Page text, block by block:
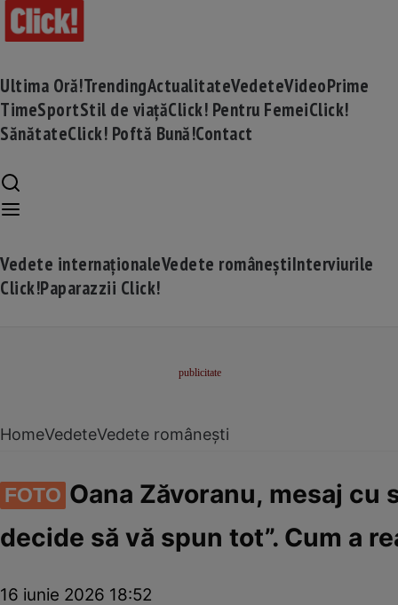
Ultima Oră!TrendingActualitateVedeteVideoPrime
TimeSportStil de viațăClick! Pentru FemeiClick!
SănătateClick! Poftă Bună!Contact
Vedete internaționaleVedete româneștiInterviurile
Click!Paparazzii Click!
HomeVedeteVedete românești
FOTO Oana Zăvoranu, mesaj cu
decide să vă spun tot”. Cum a
16 iunie 2026 18:52